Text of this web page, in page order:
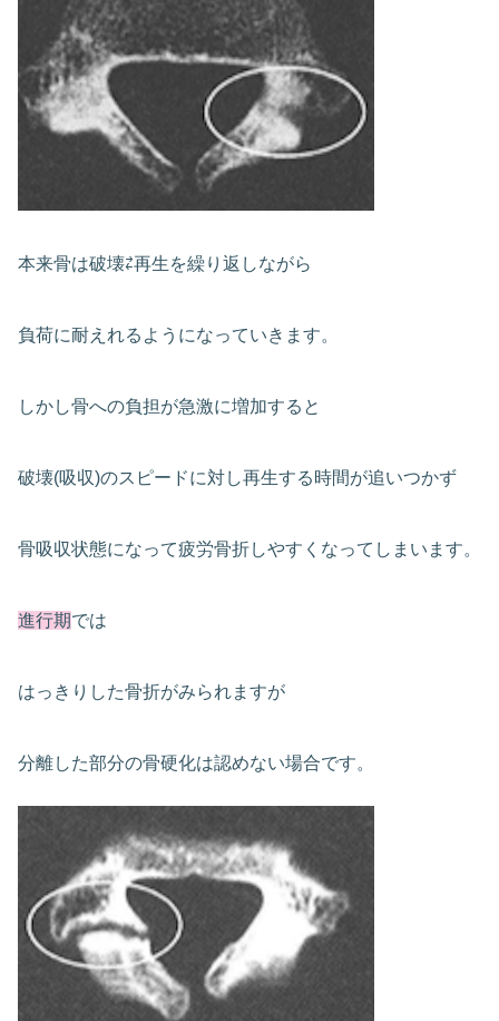
本来骨は破壊⇄再生を繰り返しながら
負荷に耐えれるようになっていきます。
しかし骨への負担が急激に増加すると
破壊(吸収)のスピードに対し再生する時間が追いつかず
骨吸収状態になって疲労骨折しやすくなってしまいます。
進行期では
はっきりした骨折がみられますが
分離した部分の骨硬化は認めない場合です。